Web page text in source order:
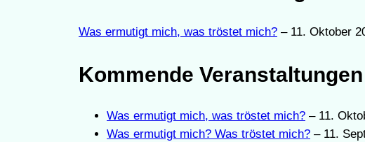
Was ermutigt mich, was tröstet mich? – 11. Oktober
Kommende Veranstaltungen
Was ermutigt mich, was tröstet mich? – 11.
Was ermutigt mich? Was tröstet mich? – 11.